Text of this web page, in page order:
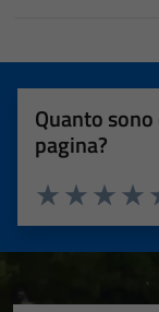
Quanto
pagina?
Valuta 3
Valuta 2
Valuta 1 stelle